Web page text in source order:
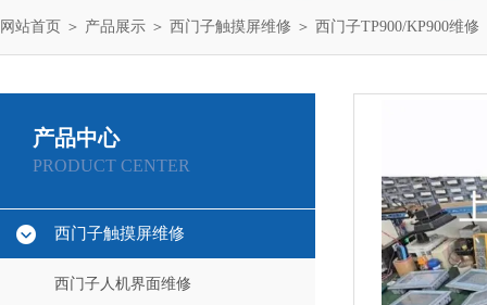
网站首页 ＞ 产品展示 ＞ 西门子触摸屏维修 ＞ 西门子TP900/KP900维修
产品中心
PRODUCT CENTER
西门子触摸屏维修
西门子人机界面维修